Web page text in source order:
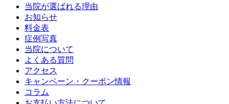
当院が選ばれる理由
お知らせ
料金表
症例写真
当院について
よくある質問
アクセス
キャンペーン・クーポン情報
コラム